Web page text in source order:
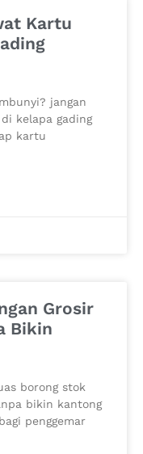
Kartu
jangan
kelapa gading
kartu
Grosir
Bikin
borong stok
bikin kantong
penggemar